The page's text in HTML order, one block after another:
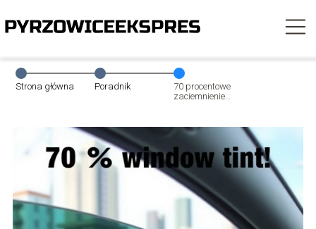
Strona główna Poradnik
70 procentowe
zaciemnienie